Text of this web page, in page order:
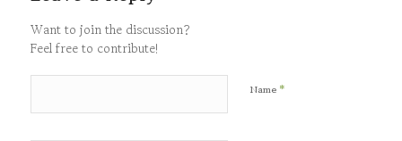
Want to join the discussion?
Feel free to contribute!
Name *